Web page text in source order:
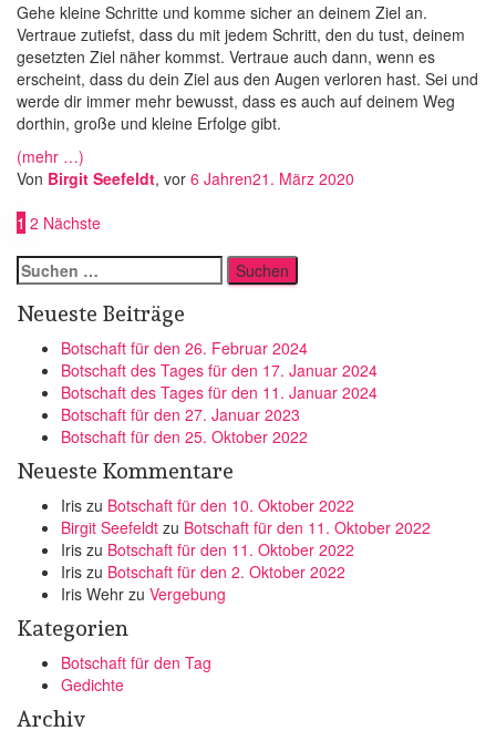
Gehe kleine Schritte und komme sicher an deinem Ziel an.
Vertraue zutiefst, dass du mit jedem Schritt, den du tust, deinem
gesetzten Ziel näher kommst. Vertraue auch dann, wenn es
erscheint, dass du dein Ziel aus den Augen verloren hast. Sei und
werde dir immer mehr bewusst, dass es auch auf deinem Weg
dorthin, große und kleine Erfolge gibt.
(mehr …)
Von Birgit Seefeldt, vor 6 Jahren21. März 2020
Seitennummerierung
der
Beiträge
1 2 Nächste
Suchen
nach:
Neueste Beiträge
Botschaft für den 26. Februar 2024
Botschaft des Tages für den 17. Januar 2024
Botschaft des Tages für den 11. Januar 2024
Botschaft für den 27. Januar 2023
Botschaft für den 25. Oktober 2022
Neueste Kommentare
Iris zu Botschaft für den 10. Oktober 2022
Birgit Seefeldt zu Botschaft für den 11. Oktober 2022
Iris zu Botschaft für den 11. Oktober 2022
Iris zu Botschaft für den 2. Oktober 2022
Iris Wehr zu Vergebung
Kategorien
Botschaft für den Tag
Gedichte
Archiv